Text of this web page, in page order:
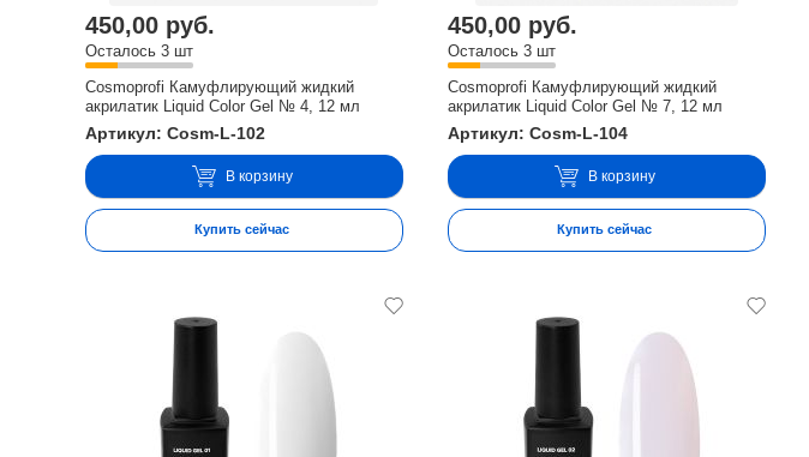
450,00 руб.
Осталось 3 шт
Cosmoprofi Камуфлирующий жидкий
акрилатик Liquid Color Gel № 4, 12 мл
Артикул: Cosm-L-102
В корзину
Купить сейчас
450,00 руб.
Осталось 3 шт
Cosmoprofi Камуфлирующий жидкий
акрилатик Liquid Color Gel № 7, 12 мл
Артикул: Cosm-L-104
В корзину
Купить сейчас